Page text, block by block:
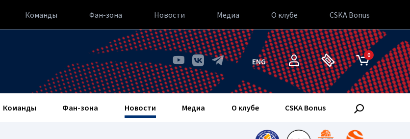
Команды Фан-зона Новости Медиа О клубе CSKA Bonus
ENG
0
Команды Фан-зона Новости Медиа О клубе CSKA Bonus